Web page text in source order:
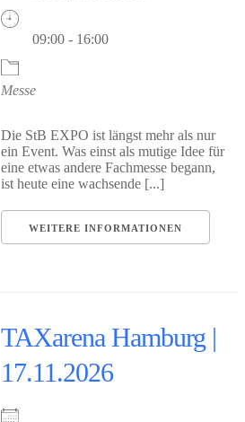
09:00 - 16:00
Messe
Die StB EXPO ist längst mehr als nur
ein Event. Was einst als mutige Idee für
eine etwas andere Fachmesse begann,
ist heute eine wachsende [...]
WEITERE INFORMATIONEN
TAXarena Hamburg |
17.11.2026